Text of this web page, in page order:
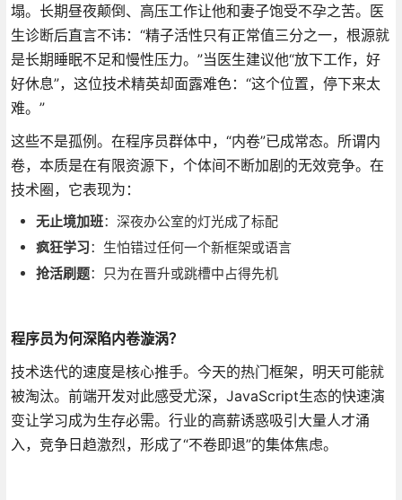
塌。长期昼夜颠倒、高压工作让他和妻子饱受不孕之苦。医
生诊断后直言不讳：“精子活性只有正常值三分之一，根源就
是长期睡眠不足和慢性压力。”当医生建议他“放下工作，好
好休息”，这位技术精英却面露难色：“这个位置，停下来太
难。”
这些不是孤例。在程序员群体中，“内卷”已成常态。所谓内
卷，本质是在有限资源下，个体间不断加剧的无效竞争。在
技术圈，它表现为：
无止境加班：深夜办公室的灯光成了标配
疯狂学习：生怕错过任何一个新框架或语言
抢活刷题：只为在晋升或跳槽中占得先机
程序员为何深陷内卷漩涡？
技术迭代的速度是核心推手。今天的热门框架，明天可能就
被淘汰。前端开发对此感受尤深，JavaScript生态的快速演
变让学习成为生存必需。行业的高薪诱惑吸引大量人才涌
入，竞争日趋激烈，形成了“不卷即退”的集体焦虑。